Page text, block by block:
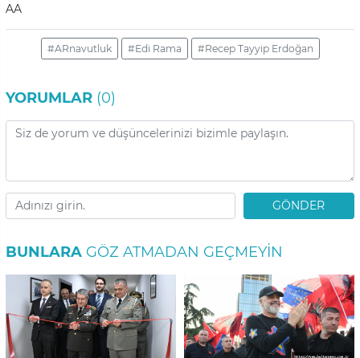
AA
#ARnavutluk #Edi Rama #Recep Tayyip Erdoğan
YORUMLAR (0)
GÖNDER
BUNLARA GÖZ ATMADAN GEÇMEYIN